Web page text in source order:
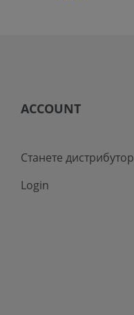
ACCOUNT
Станете дистрибутор
Login